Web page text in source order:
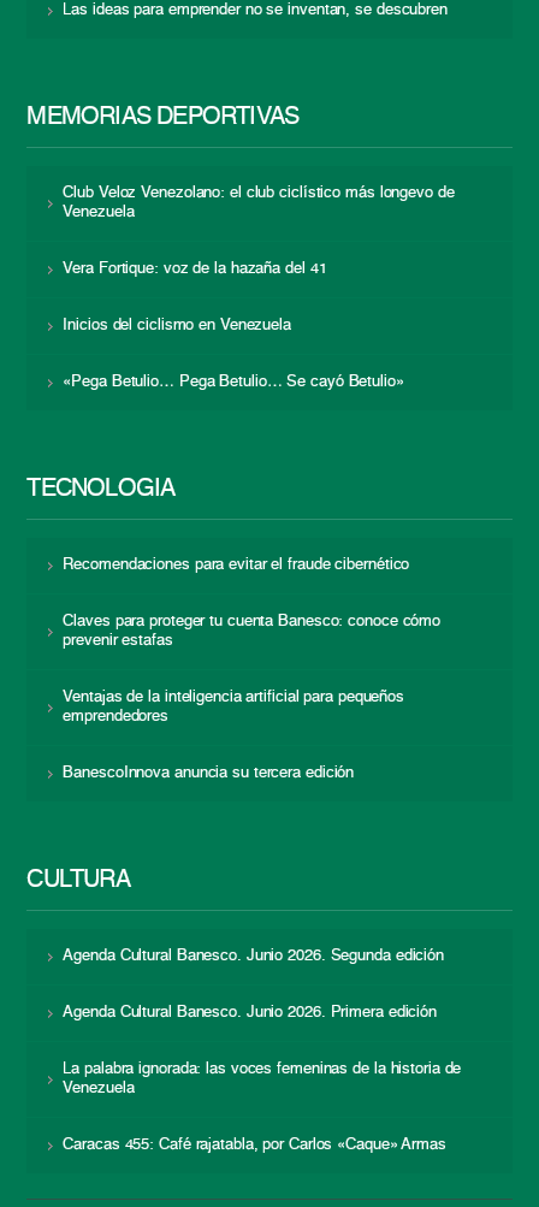
Las ideas para emprender no se inventan, se descubren
MEMORIAS DEPORTIVAS
Club Veloz Venezolano: el club ciclístico más longevo de
Venezuela
Vera Fortique: voz de la hazaña del 41
Inicios del ciclismo en Venezuela
«Pega Betulio… Pega Betulio… Se cayó Betulio»
TECNOLOGÍA
Recomendaciones para evitar el fraude cibernético
Claves para proteger tu cuenta Banesco: conoce cómo
prevenir estafas
Ventajas de la inteligencia artificial para pequeños
emprendedores
BanescoInnova anuncia su tercera edición
CULTURA
Agenda Cultural Banesco. Junio 2026. Segunda edición
Agenda Cultural Banesco. Junio 2026. Primera edición
La palabra ignorada: las voces femeninas de la historia de
Venezuela
Caracas 455: Café rajatabla, por Carlos «Caque» Armas